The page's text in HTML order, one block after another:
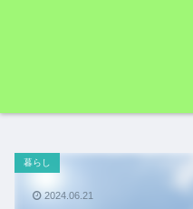
暮らし
2024.06.21